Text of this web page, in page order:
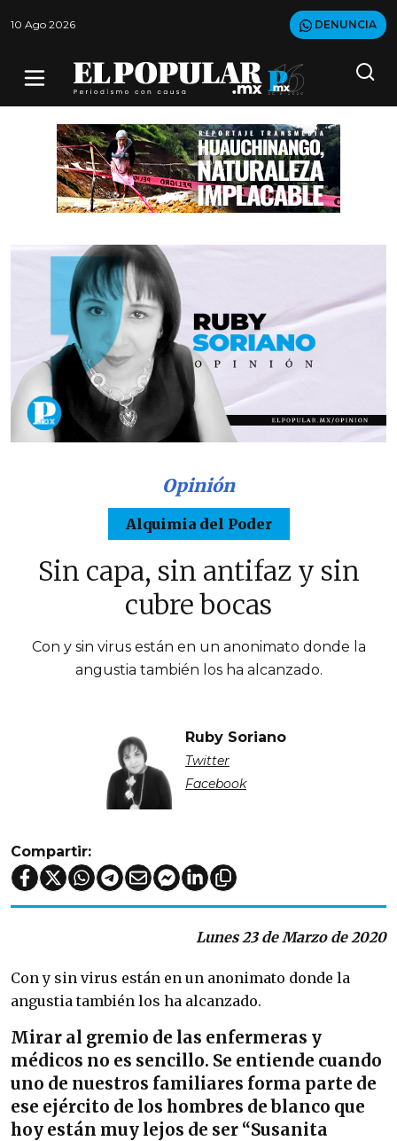
10 Ago 2026 DENUNCIA
Opinión
Alquimia del Poder
Sin capa, sin antifaz y sin
cubre bocas
Con y sin virus están en un anonimato donde la
angustia también los ha alcanzado.
Ruby Soriano
Twitter
Facebook
Compartir:
Lunes 23 de Marzo de 2020
Con y sin virus están en un anonimato donde la
angustia también los ha alcanzado.
Mirar al gremio de las enfermeras y
médicos no es sencillo. Se entiende cuando
uno de nuestros familiares forma parte de
ese ejército de los hombres de blanco que
hoy están muy lejos de ser “Susanita